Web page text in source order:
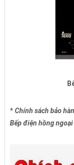
*Chính sách bảo
Bếp điện hồng